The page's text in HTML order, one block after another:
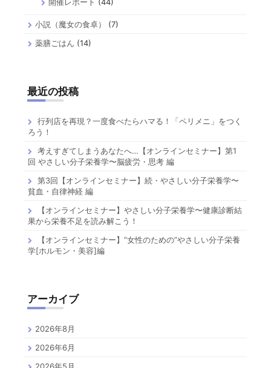
小説（魔女の食卓）
(7)
薬膳ごはん (14)
最近の投稿
行列店を再現？一度食べたらハマる！「ペリメニ」をつく
ろう！
考えすぎてしまうあなたへ…【オンラインセミナー】第1
回 やさしい分子栄養学〜脳疲労・思考 編
第3回【オンラインセミナー】続・やさしい分子栄養学〜
貧血・自律神経 編
【オンラインセミナー】やさしい分子栄養学〜健康診断結
果から栄養不足を読み解こう！
【オンラインセミナー】”女性のための”やさしい分子栄養
学[ホルモン・美容]編
アーカイブ
2026年8月
2026年6月